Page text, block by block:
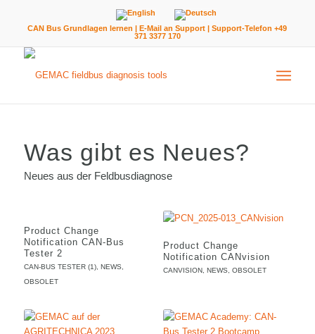
CAN Bus Grundlagen lernen |E-Mail an Support | Support-Telefon +49
371 3377 170
Was gibt es Neues?
Neues aus der Feldbusdiagnose
Product Change
Notification CAN-Bus
Tester 2
CAN-BUS TESTER (1), NEWS
OBSOLET
Product Change
Notification CANvision
CANVISION, NEWS OBSOLET